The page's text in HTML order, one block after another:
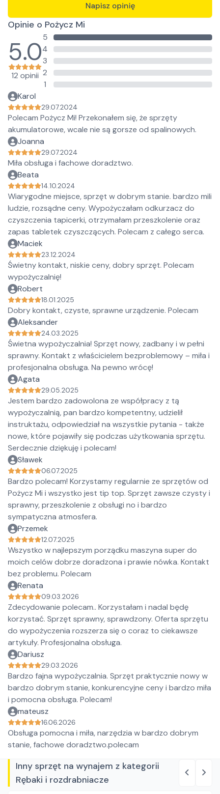
Napisz opinię
Opinie o Pożycz Mi
5.0
12 opinii
5
4
3
2
1
Karol
29.07.2024
Polecam Pożycz Mi! Przekonałem się, że sprzęty
akumulatorowe, wcale nie są gorsze od spalinowych.
Joanna
29.07.2024
Miła obsługa i fachowe doradztwo.
Beata
14.10.2024
Wiarygodne miejsce, sprzęt w dobrym stanie. bardzo mili
ludzie, rozsądne ceny. Wypożyczałam odkurzacz do
czyszczenia tapicerki, otrzymałam przeszkolenie oraz
zapas tabletek czyszczących. Polecam z całego serca.
Maciek
23.12.2024
Świetny kontakt, niskie ceny, dobry sprzęt. Polecam
wypożyczalnię!
Robert
18.01.2025
Dobry kontakt, czyste, sprawne urządzenie. Polecam
Aleksander
24.03.2025
Świetna wypożyczalnia! Sprzęt nowy, zadbany i w pełni
sprawny. Kontakt z właścicielem bezproblemowy – miła i
profesjonalna obsługa. Na pewno wrócę!
Agata
29.05.2025
Jestem bardzo zadowolona ze współpracy z tą
wypożyczalnią, pan bardzo kompetentny, udzielił
instruktażu, odpowiedział na wszystkie pytania - także
nowe, które pojawiły się podczas użytkowania sprzętu.
Serdecznie dziękuję i polecam!
Sławek
06.07.2025
Bardzo polecam! Korzystamy regularnie ze sprzętów od
Pożycz Mi i wszystko jest tip top. Sprzęt zawsze czysty i
sprawny, przeszkolenie z obsługi no i bardzo
sympatyczna atmosfera.
Przemek
12.07.2025
Wszystko w najlepszym porządku maszyna super do
moich celów dobrze doradzona i prawie nówka. Kontakt
bez problemu. Polecam
Renata
09.03.2026
Zdecydowanie polecam.. Korzystałam i nadal będę
korzystać. Sprzęt sprawny, sprawdzony. Oferta sprzętu
do wypożyczenia rozszerza się o coraz to ciekawsze
artykuły. Profesjonalna obsługa.
Dariusz
29.03.2026
Bardzo fajna wypożyczalnia. Sprzęt praktycznie nowy w
bardzo dobrym stanie, konkurencyjne ceny i bardzo miła
i pomocna obsługa. Polecam!
mateusz
16.06.2026
Obsługa pomocna i miła, narzędzia w bardzo dobrym
stanie, fachowe doradztwo.polecam
Inny sprzęt na wynajem z kategorii
Rębaki i rozdrabniacze